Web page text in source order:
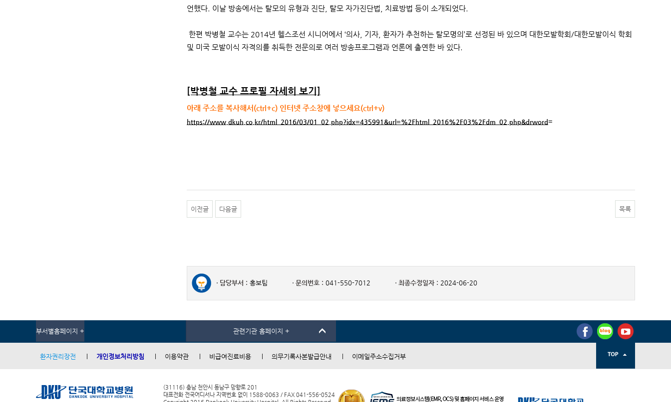
언했다. 이날 방송에서는 탈모의 유형과 진단, 탈모 자가진단법, 치료방법 등이 소개되었다.
한편 박병철 교수는 2014년 헬스조선 시니어에서 ‘의사, 기자, 환자가 추천하는 탈모명의’로 선정된 바 있으며 대한모발학회/대한모발이식 학회
및 미국 모발이식 자격의를 취득한 전문의로 여러 방송프로그램과 언론에 출연한 바 있다.
[박병철 교수 프로필 자세히 보기]
아래 주소를 복사해서(ctrl+c) 인터넷 주소창에 넣으세요(ctrl+v)
https://www.dkuh.co.kr/html_2016/03/01_02.php?idx=435991&url=%2Fhtml_2016%2F03%2Fdm_02.php&drword=
이전글 다음글 목록
담당부서 : 홍보팀 문의번호 : 041-550-7012 최종수정일자 : 2024-06-20
부서별홈페이지 + 관련기관 홈페이지 +
환자권리장전 개인정보처리방침 이용약관 비급여진료비용 의무기록사본발급안내 이메일주소수집거부
(31116) 충남 천안시 동남구 망향로 201
대표전화 전국어디서나 지역번호 없이 1588-0063 / FAX 041-556-0524